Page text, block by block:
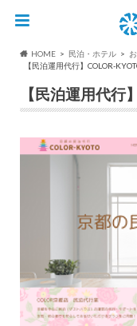
HOME 民泊・ホテル
【民泊運用代行】COLOR-
【民泊運用代行